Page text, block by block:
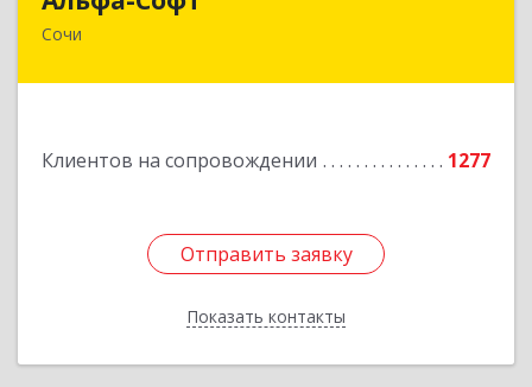
Сочи
Клиентов на сопровождении 1277
Отправить заявку
Показать контакты
Отправить заявку
Назад